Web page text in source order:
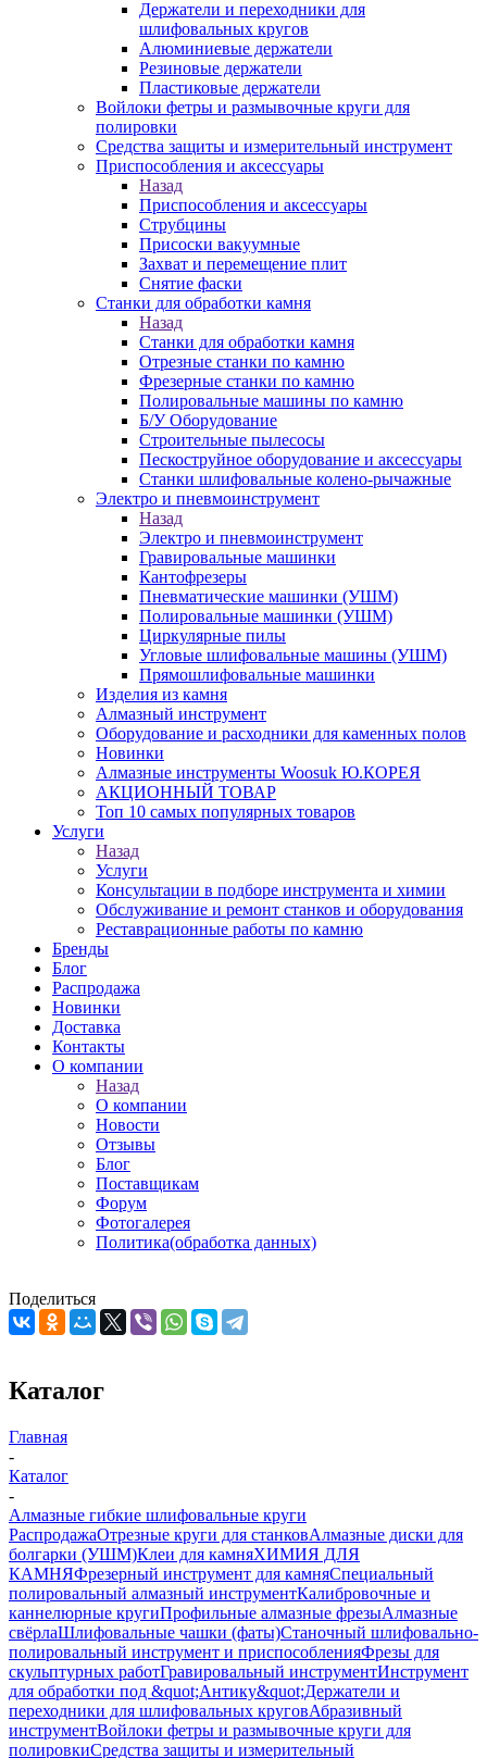
Держатели и переходники для
шлифовальных кругов
Алюминиевые держатели
Резиновые держатели
Пластиковые держатели
Войлоки фетры и размывочные круги для
полировки
Средства защиты и измерительный инструмент
Приспособления и аксессуары
Назад
Приспособления и аксессуары
Струбцины
Присоски вакуумные
Захват и перемещение плит
Снятие фаски
Станки для обработки камня
Назад
Станки для обработки камня
Отрезные станки по камню
Фрезерные станки по камню
Полировальные машины по камню
Б/У Оборудование
Строительные пылесосы
Пескоструйное оборудование и аксессуары
Станки шлифовальные колено-рычажные
Электро и пневмоинструмент
Назад
Электро и пневмоинструмент
Гравировальные машинки
Кантофрезеры
Пневматические машинки (УШМ)
Полировальные машинки (УШМ)
Циркулярные пилы
Угловые шлифовальные машины (УШМ)
Прямошлифовальные машинки
Изделия из камня
Алмазный инструмент
Оборудование и расходники для каменных полов
Новинки
Алмазные инструменты Woosuk Ю.КОРЕЯ
АКЦИОННЫЙ ТОВАР
Топ 10 самых популярных товаров
Услуги
Назад
Услуги
Консультации в подборе инструмента и химии
Обслуживание и ремонт станков и оборудования
Реставрационные работы по камню
Бренды
Блог
Распродажа
Новинки
Доставка
Контакты
О компании
Назад
О компании
Новости
Отзывы
Блог
Поставщикам
Форум
Фотогалерея
Политика(обработка данных)
Поделиться
Каталог
Главная
-
Каталог
-
Алмазные гибкие шлифовальные круги
РаспродажаОтрезные круги для станковАлмазные диски для
болгарки (УШМ)Клеи для камняХИМИЯ ДЛЯ
КАМНЯФрезерный инструмент для камняСпециальный
полировальный алмазный инструментКалибровочные и
каннелюрные кругиПрофильные алмазные фрезыАлмазные
свёрлаШлифовальные чашки (фаты)Станочный шлифовально-
полировальный инструмент и приспособленияФрезы для
скульптурных работГравировальный инструментИнструмент
для обработки под &quot;Антику&quot;Держатели и
переходники для шлифовальных круговАбразивный
инструментВойлоки фетры и размывочные круги для
полировкиСредства защиты и измерительный